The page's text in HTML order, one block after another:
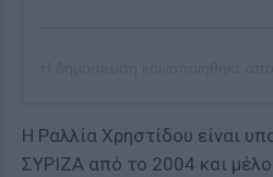
Η Ραλλία Χρηστίδου είναι
ΣΥΡΙΖΑ από το 2004 και